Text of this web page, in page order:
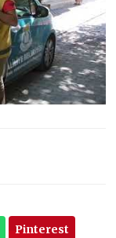
Pinterest